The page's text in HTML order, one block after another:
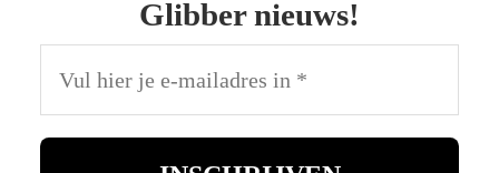
Glibber nieuws!